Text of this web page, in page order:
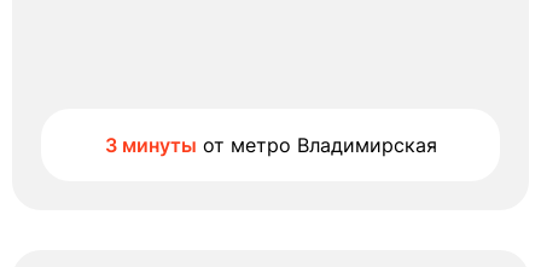
3 минуты от метро Владимирская